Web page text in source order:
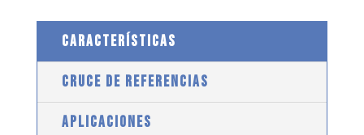
CARACTERÍSTICAS
CRUCE DE REFERENCIAS
APLICACIONES